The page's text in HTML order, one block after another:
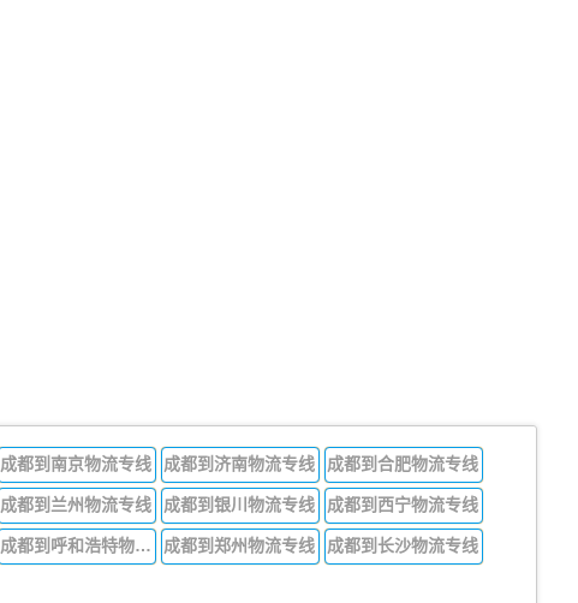
成都到南京物流专线 成都到济南物流专线 成都到合肥物流专线
成都到兰州物流专线 成都到银川物流专线 成都到西宁物流专线
成都到呼和浩特物流专线 成都到郑州物流专线 成都到长沙物流专线